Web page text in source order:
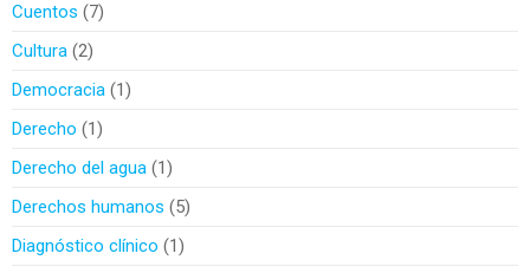
Cuentos
7
Cultura 2
Democracia 1
Derecho
1
Derecho del agua 1
Derechos humanos
5
Diagnóstico clínico
1